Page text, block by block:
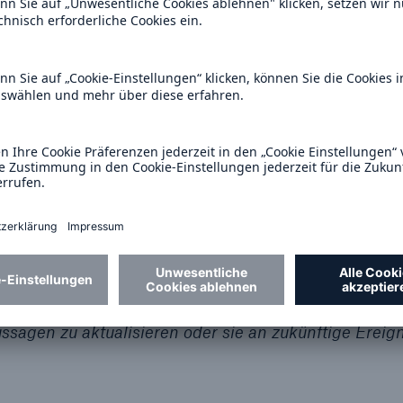
Mit über 17 Mrd. € Beitragseinnahmen ist
und in Deutschland. Sowohl in der
Leistung und der Sicherheit der ERGO. Die
in Höhe von 176 Mrd. € werden von der MEAG
Re beruhen. Bekannte und unbekannte
dazu führen, dass die tatsächliche Entwicklung,
und die Geschäfte unserer Gesellschaft
abweichen. Die Gesellschaft übernimmt keine
zu aktualisieren oder sie an zukünftige